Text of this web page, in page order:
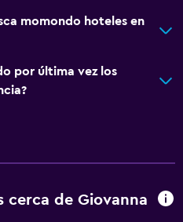
momondo hoteles en
por última vez los
cerca de Giovanna